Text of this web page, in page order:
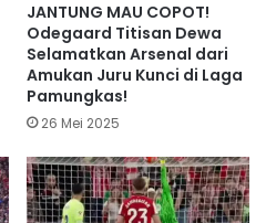
JANTUNG MAU COPOT!
Odegaard Titisan Dewa
Selamatkan Arsenal dari
Amukan Juru Kunci di Laga
Pamungkas!
26 Mei 2025